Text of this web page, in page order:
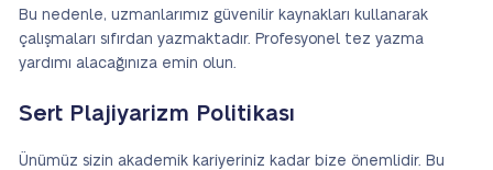
Bu nedenle, uzmanlarımız güvenilir kaynakları kullanarak
çalışmaları sıfırdan yazmaktadır. Profesyonel tez yazma
yardımı alacağınıza emin olun.
Sert Plajiyarizm Politikası
Ünümüz sizin akademik kariyeriniz kadar bize önemlidir. Bu